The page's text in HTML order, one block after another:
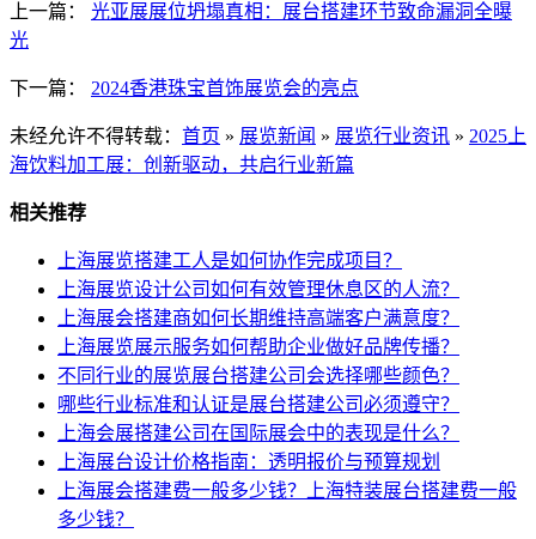
上一篇： 光亚展展位坍塌真相：展台搭建环节致命漏洞全曝
光
下一篇： 2024香港珠宝首饰展览会的亮点
未经允许不得转载： 首页 » 展览新闻 » 展览行业资讯 » 2025上
海饮料加工展：创新驱动，共启行业新篇
相关推荐
上海展览搭建工人是如何协作完成项目？
上海展览设计公司如何有效管理休息区的人流？
上海展会搭建商如何长期维持高端客户满意度？
上海展览展示服务如何帮助企业做好品牌传播？
不同行业的展览展台搭建公司会选择哪些颜色？
哪些行业标准和认证是展台搭建公司必须遵守？
上海会展搭建公司在国际展会中的表现是什么？
上海展台设计价格指南：透明报价与预算规划
上海展会搭建费一般多少钱？上海特装展台搭建费一般
多少钱？